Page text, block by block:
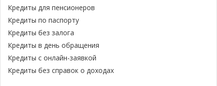
Кредиты для пенсионеров
Кредиты по паспорту
Кредиты без залога
Кредиты в день обращения
Кредиты с онлайн-заявкой
Кредиты без справок о доходах